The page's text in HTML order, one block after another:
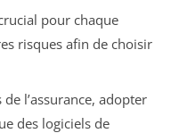
pour chaque
risques afin de choisir
l’assurance, adopter
des logiciels de